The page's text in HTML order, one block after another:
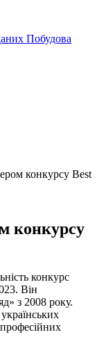
Побудова
конкурсу Best
конкурсу
конкурс
Він
з 2008 року.